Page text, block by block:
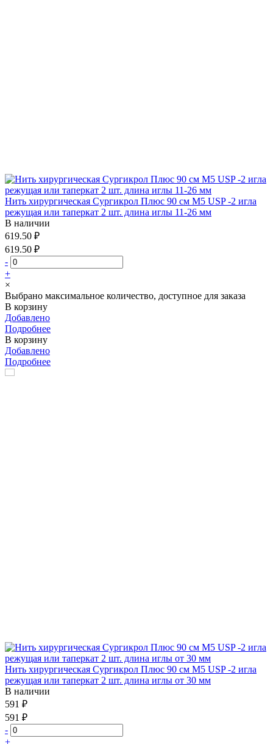
Нить хирургическая Сургикрол Плюс 90 см М5 USP -2 игла
режущая или таперкат 2 шт. длина иглы 11-26 мм
В наличии
619.50 ₽
619.50 ₽
-
+
×
Выбрано максимальное количество, доступное для заказа
В корзину
Добавлено
Подробнее
В корзину
Добавлено
Подробнее
Нить хирургическая Сургикрол Плюс 90 см М5 USP -2 игла
режущая или таперкат 2 шт. длина иглы от 30 мм
В наличии
591 ₽
591 ₽
-
+